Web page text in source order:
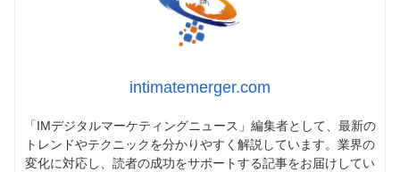
intimatemerger.com
「IMデジタルマーケティングニュース」編集者として、最新の
トレンドやテクニックを分かりやすく解説しています。業界の
変化に対応し、読者の成功をサポートする記事をお届けしてい